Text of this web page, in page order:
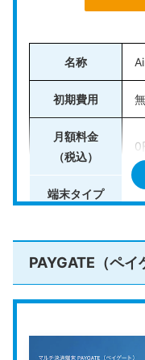
名称
初期費用
月額料金
（税込）
0
端末タイプ
対応決済手段
PAYGATE（ペイ